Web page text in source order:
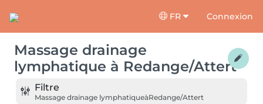
FR Connexion
Massage drainage
lymphatique à Redange/Attert
Filtre
Massage drainage lymphatiqueàRedange/Attert